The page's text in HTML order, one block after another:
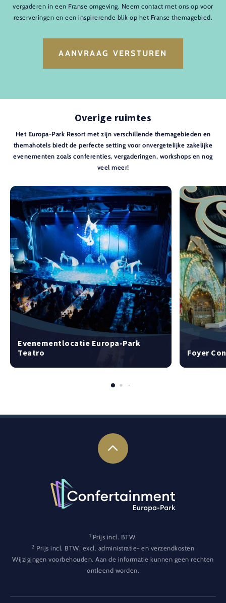
vergaderen in een Franse omgeving. Neem contact met ons op voor
reserveringen en een inspirerende blik op het Franse themagebied.
AANVRAAG VERSTUREN
Overige ruimtes
Het Europa-Park Resort met zijn verschillende themagebieden en
themahotels biedt de perfecte setting voor onvergetelijke zakelijke
evenementen zoals conferenties, vergaderingen, workshops en nog
veel meer!
Evenementlocatie Europa-Park
Teatro
Foyer
1 Prijs incl. BTW.
2 Prijs incl. BTW, excl. administratie- en verzendkosten
Wijzigingen voorbehouden. Aan de informatie kunnen geen rechten
ontleend worden.